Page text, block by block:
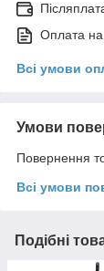
Оплата
Всі умови
Умови
Повернення
Всі умови
Подібні